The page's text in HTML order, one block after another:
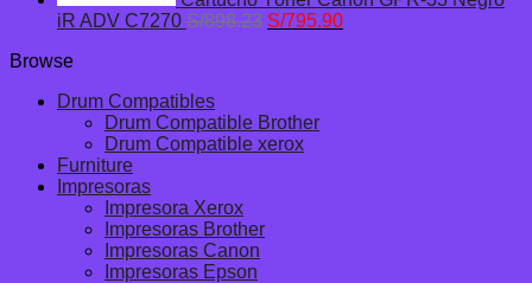
iR ADV C7270 S/898.23 El
S/795.90El
Browse
Drum Compatibles
Drum Compatible Brother
Drum Compatible xerox
Furniture
Impresoras
Impresora Xerox
Impresoras Brother
Impresoras Canon
Impresoras Epson